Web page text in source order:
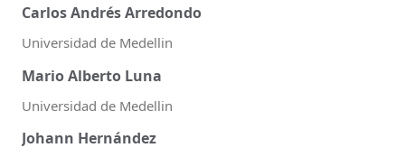
Carlos Andrés Arredondo
Universidad de Medellin
Mario Alberto Luna
Universidad de Medellin
Johann Hernández